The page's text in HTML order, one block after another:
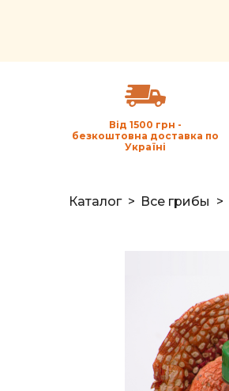
Від 1500 грн -
безкоштовна доставка по
Україні
Каталог Все грибы